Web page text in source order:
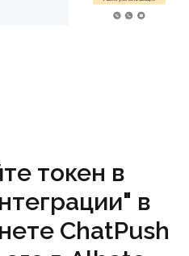
токен в
в
ChatPush